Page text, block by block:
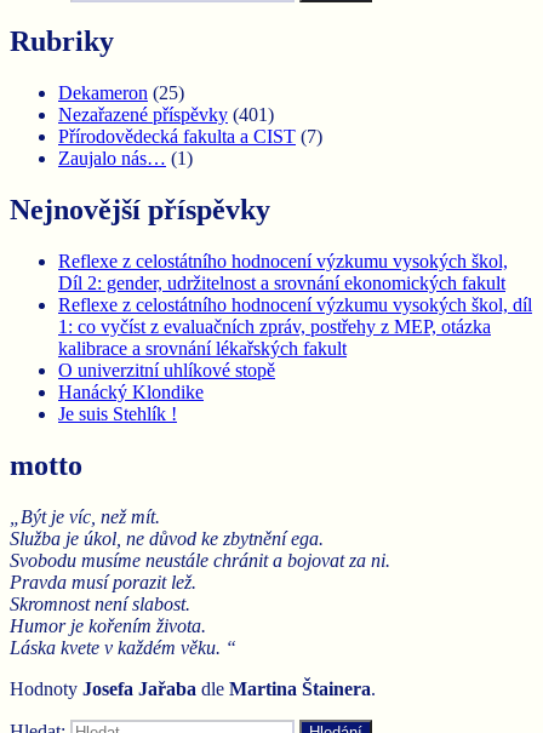
Rubriky
Dekameron (25)
Nezařazené příspěvky (401)
Přírodovědecká fakulta a CIST (7)
Zaujalo nás… (1)
Nejnovější příspěvky
Reflexe z celostátního hodnocení výzkumu vysokých škol,
Díl 2: gender, udržitelnost a srovnání ekonomických fakult
Reflexe z celostátního hodnocení výzkumu vysokých škol, díl
1: co vyčíst z evaluačních zpráv, postřehy z MEP, otázka
kalibrace a srovnání lékařských fakult
O univerzitní uhlíkové stopě
Hanácký Klondike
Je suis Stehlík !
motto
„Být je víc, než mít.
Služba je úkol, ne důvod ke zbytnění ega.
Svobodu musíme neustále chránit a bojovat za ni.
Pravda musí porazit lež.
Skromnost není slabost.
Humor je kořením života.
Láska kvete v každém věku. “
Hodnoty Josefa Jařaba dle Martina Štainera.